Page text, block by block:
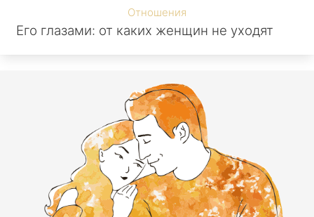
Отношения
Его глазами: от каких женщин не уходят